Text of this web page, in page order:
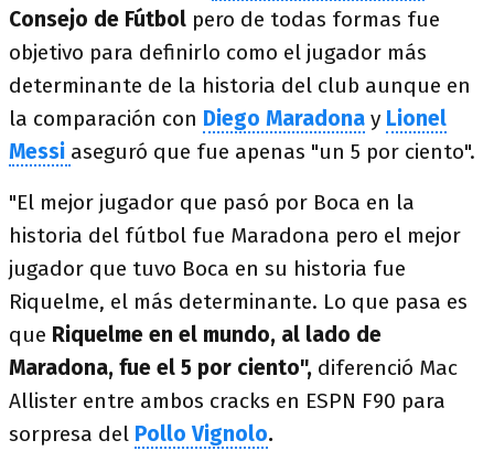
Consejo de Fútbol pero de todas formas fue
objetivo para definirlo como el jugador más
determinante de la historia del club aunque en
la comparación con Diego Maradona y Lionel
Messi aseguró que fue apenas "un 5 por ciento".
"El mejor jugador que pasó por Boca en la
historia del fútbol fue Maradona pero el mejor
jugador que tuvo Boca en su historia fue
Riquelme, el más determinante. Lo que pasa es
que Riquelme en el mundo, al lado de
Maradona, fue el 5 por ciento", diferenció Mac
Allister entre ambos cracks en ESPN F90 para
sorpresa del Pollo Vignolo.